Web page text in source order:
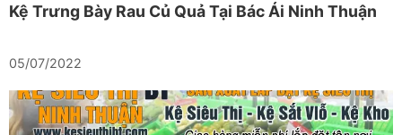
Kệ Trưng Bày Rau Củ Quả Tại Bác Ái Ninh Thuận
05/07/2022